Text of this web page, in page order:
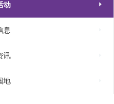
动 
息
讯
地